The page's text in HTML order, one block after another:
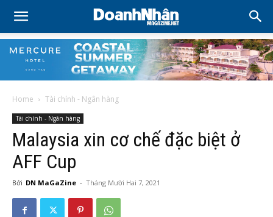
Home Tài chính - Ngân hàng
Tài chính - Ngân hàng
Malaysia xin cơ chế đặc biệt ở
AFF Cup
Bởi DN MaGaZine - Tháng Mười Hai 7, 2021